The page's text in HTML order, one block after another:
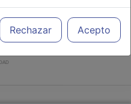
de los
medicamentos y decidir, en
más adecuado a las
Rechazar Acepto